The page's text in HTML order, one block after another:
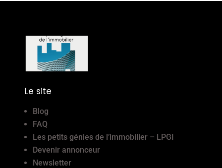
Le site
Blog
FAQ
Les petits génies de l’immobilier – LPGI
Devenir annonceur
Newsletter